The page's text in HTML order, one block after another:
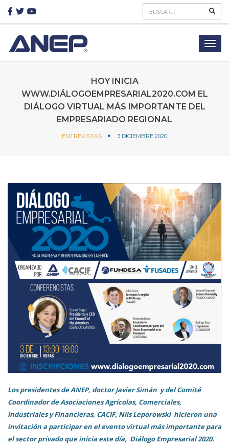
HOY INICIA
WWW.DIÁLOGOEMPRESARIAL2020.COM EL
DIÁLOGO VIRTUAL MÁS IMPORTANTE DEL
EMPRESARIADO REGIONAL
ENTREVISTAS 3 DICIEMBRE 2020
Los presidentes de ANEP, doctor Javier Simán y del Comité
Coordinador de Asociaciones Agrícolas, Comerciales,
Industriales y Financieras, CACIF, Nils Leporowski hicieron una
invitación a participar en el evento virtual más importante para
el sector privado que inicia este día, Diálogo Empresarial 2020.